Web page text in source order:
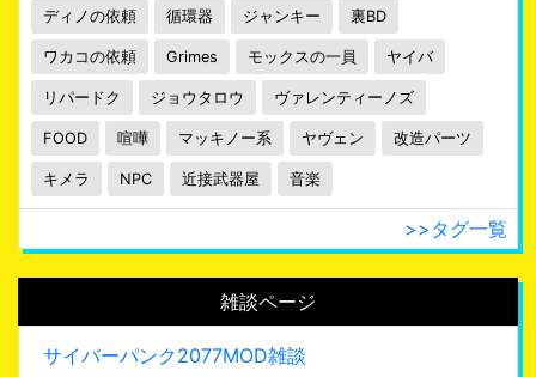
ディノの依頼 循環器 ジャンキー 裏BD
ワカコの依頼 Grimes モックスの一員 ヤイバ
リパードク ジョウタロウ ヴァレンティーノズ
FOOD 喧嘩 マッキノー系 ヤヴェン 改造パーツ
キメラ NPC 近接武器屋 音楽
>>タグ一覧
雑談ページ
サイバーパンク2077MOD雑談